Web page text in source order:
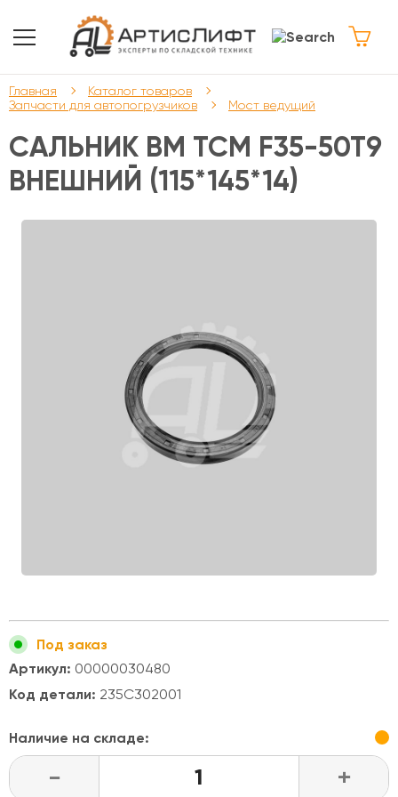
Главная
Каталог товаров
Запчасти для автопогрузчиков
Мост ведущий
САЛЬНИК ВМ TCM F35-50T9
ВНЕШНИЙ (115*145*14)
Под заказ
Артикул: 00000030480
Код детали: 235C302001
Наличие на складе:
- +